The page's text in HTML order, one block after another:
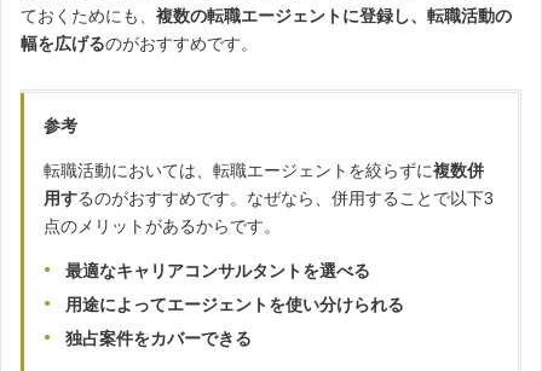
ておくためにも、 複数の転職エージェントに登録し、転職活動の
幅を広げるのがおすすめです。
参考
転職活動においては、転職エージェントを絞らずに複数併
用するのがおすすめです。なぜなら、併用することで以下3
点のメリットがあるからです。
最適なキャリアコンサルタントを選べる
用途によってエージェントを使い分けられる
独占案件をカバーできる